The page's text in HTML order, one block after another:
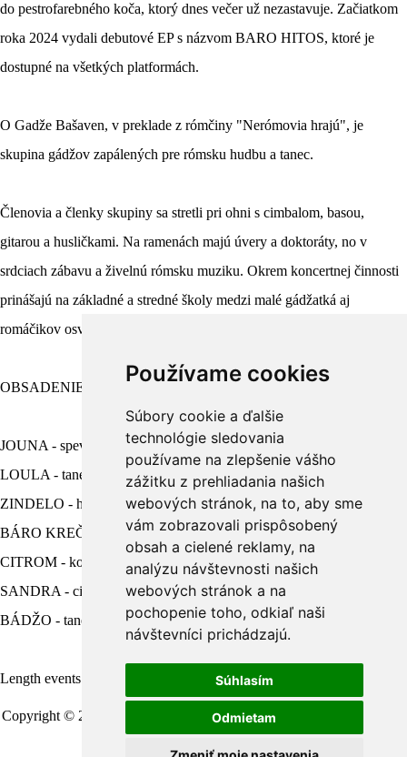
Používame cookies
Súbory cookie a ďalšie
technológie sledovania
používame na zlepšenie vášho
zážitku z prehliadania našich
webových stránok, na to, aby sme
vám zobrazovali prispôsobený
obsah a cielené reklamy, na
analýzu návštevnosti našich
webových stránok a na
pochopenie toho, odkiaľ naši
návštevníci prichádzajú.
Súhlasím
Odmietam
do pestrofarebného koča, ktorý dnes večer už nezastavuje. Začiatkom
roka 2024 vydali debutové EP s názvom BARO HITOS, ktoré je
dostupné na všetkých platformách.
O Gadže Bašaven, v preklade z rómčiny "Nerómovia hrajú", je
skupina gádžov zapálených pre rómsku hudbu a tanec.
Členovia a členky skupiny sa stretli pri ohni s cimbalom, basou,
gitarou a husličkami. Na ramenách majú úvery a doktoráty, no v
srdciach zábavu a živelnú rómsku muziku. Okrem koncertnej činnosti
prinášajú na základné a stredné školy medzi malé gádžatká aj
romáčikov osvetu o rómskej kultúre v rámci projektu Aven Jekhetane.
OBSADENIE
JOUNA - spev
LOULA - tanec
ZINDELO - husle, spev
BÁRO KREČUNO - gitara, akordeón
CITROM - kontrabas, spev
SANDRA - cimbal
BÁDŽO - tanec a perkusie
Length events: 120 minutes
Copyright © 2011 – 2026 | Folklorfest.sk | Vlastník práv doc. Ján Styk
| Všetky práva vyhradené
Obchodné podmienky Manuál a pokyny